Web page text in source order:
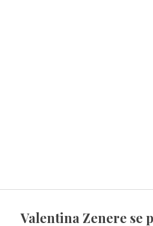
Valentina Zenere se presenta con un